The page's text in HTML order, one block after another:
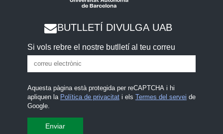
BUTLLETÍ DIVULGA UAB
Si vols rebre el nostre butlletí al teu correu
Aquesta pàgina està protegida per reCAPTCHA i hi
apliquen la Política de privacitati els Termes del servei de
Google.